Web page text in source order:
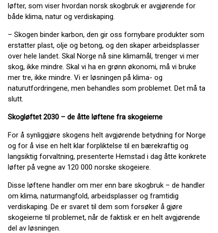
løfter, som viser hvordan norsk skogbruk er avgjørende for
både klima, natur og verdiskaping.
– Skogen binder karbon, den gir oss fornybare produkter som
erstatter plast, olje og betong, og den skaper arbeidsplasser
over hele landet. Skal Norge nå sine klimamål, trenger vi mer
skog, ikke mindre. Skal vi ha en grønn økonomi, må vi bruke
mer tre, ikke mindre. Vi er løsningen på klima- og
naturutfordringene, men behandles som problemet. Det må ta
slutt.
Skogløftet 2030 – de åtte løftene fra skogeierne
For å synliggjøre skogens helt avgjørende betydning for Norge
og for å vise en helt klar forpliktelse til en bærekraftig og
langsiktig forvaltning, presenterte Hemstad i dag åtte konkrete
løfter på vegne av 120 000 norske skogeiere.
Disse løftene handler om mer enn bare skogbruk – de handler
om klima, naturmangfold, arbeidsplasser og framtidig
verdiskaping. De er svaret til dem som forsøker å gjøre
skogeierne til problemet, når de faktisk er en helt avgjørende
del av løsningen.